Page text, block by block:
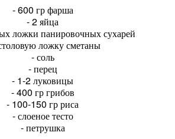
- 600 гр фарша
- 2 яйца
ложки панировочных сухарей
ложку сметаны
- соль
- перец
- 1-2 луковицы
- 400 гр грибов
- 100-150 гр риса
- слоеное тесто
- петрушка